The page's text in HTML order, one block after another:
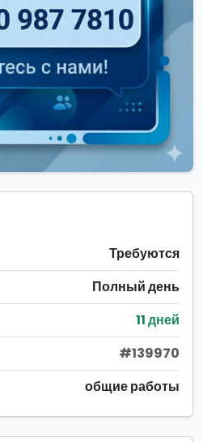
Требуются
Полный день
11 дней
#139970
общие работы